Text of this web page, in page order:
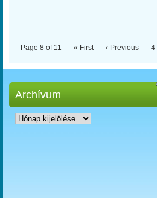
Page 8 of 11 « First ‹ Previous 4
Archívum
Archívum